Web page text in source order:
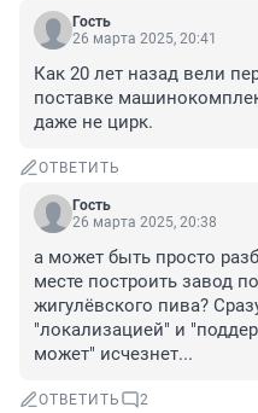
Гость
26 марта 2025, 20:41
Как 20 лет назад вели
поставке
даже не цирк.
ОТВЕТИТЬ
Гость
26 марта 2025, 20:38
а может быть просто
месте построить завод
жигулёвского пива?
"локализацией" и
может" исчезнет...
ОТВЕТИТЬ 2